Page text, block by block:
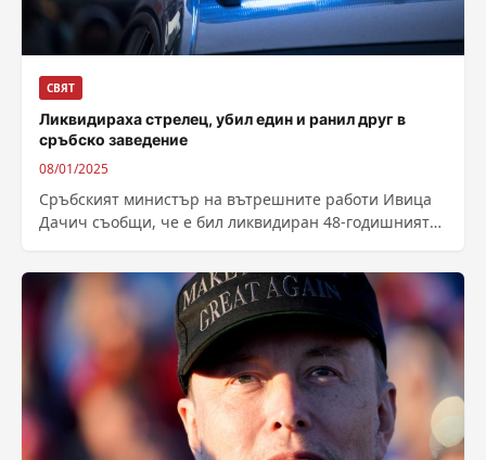
СВЯТ
Ликвидираха стрелец, убил един и ранил друг в
сръбско заведение
08/01/2025
Сръбският министър на вътрешните работи Ивица
Дачич съобщи, че е бил ликвидиран 48-годишният